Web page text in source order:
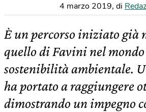
4 marzo 2019, di
È un percorso iniziato già
quello di Favini nel
sostenibilità ambientale.
ha portato a raggiungere
dimostrando un impegno